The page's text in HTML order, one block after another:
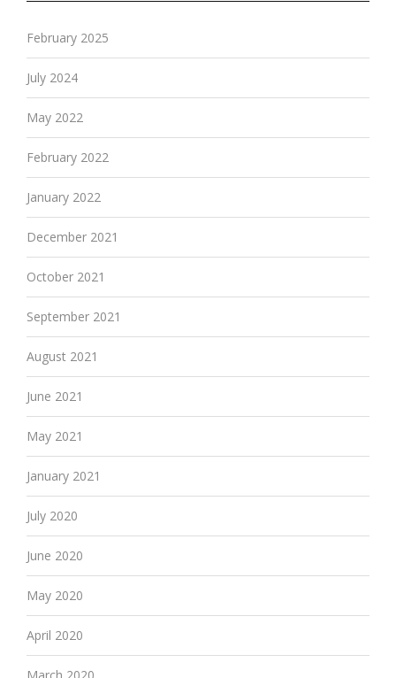
February 2025
July 2024
May 2022
February 2022
January 2022
December 2021
October 2021
September 2021
August 2021
June 2021
May 2021
January 2021
July 2020
June 2020
May 2020
April 2020